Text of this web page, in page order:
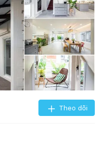
Theo dõi